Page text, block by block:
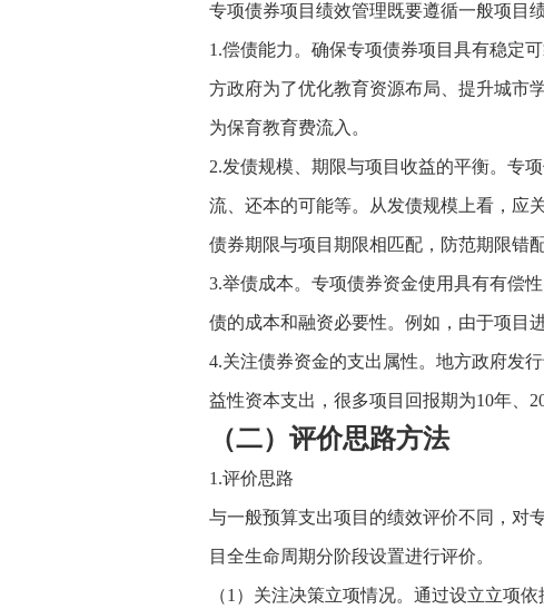
专项债券项目绩效管理既要遵循一般项目
1.偿债能力。确保专项债券项目具有稳定
方政府为了优化教育资源布局、提升城市
为保育教育费流入。
2.发债规模、期限与项目收益的平衡。专
流、还本的可能等。从发债规模上看，应
债券期限与项目期限相匹配，防范期限错配
3.举债成本。专项债券资金使用具有有偿
债的成本和融资必要性。例如，由于项目
4.关注债券资金的支出属性。地方政府发
益性资本支出，很多项目回报期为10年、
（二）评价思路方法
1.评价思路
与一般预算支出项目的绩效评价不同，对
目全生命周期分阶段设置进行评价。
（1）关注决策立项情况。通过设立立项